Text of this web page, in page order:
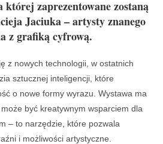
zaprezentowane zostaną
Jaciuka – artysty znanego
z grafiką cyfrową.
z nowych technologii, w ostatnich
sztucznej inteligencji, które
o nowe formy wyrazu. Wystawa ma
być kreatywnym wsparciem dla
– to narzędzie, które pozwala
i możliwości artystyczne.